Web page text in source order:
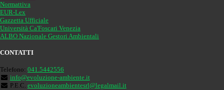
Normattiva
EUR-Lex
Gazzetta Ufficiale
Università Ca'Foscari Venezia
ALBO Nazionale Gestori Ambientali
CONTATTI
Telefono: 041.5442556
info@evoluzione-ambiente.it
P.E.C. evoluzioneambientesrl@legalmail.it